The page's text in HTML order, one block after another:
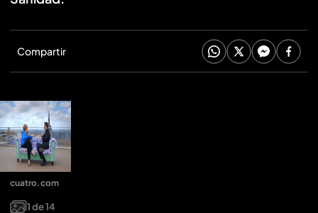
Compartir
1de14
cuatro.com